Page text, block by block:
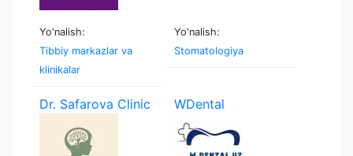
Yo'nalish:
Tibbiy markazlar va
klinikalar
Yo'nalish:
Stomatologiya
Dr. Safarova Clinic WDental